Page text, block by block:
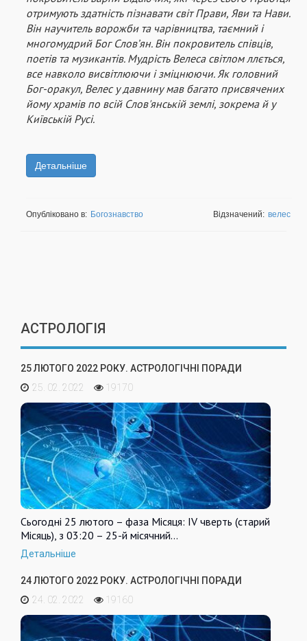
отримують здатність пізнавати світ Прави, Яви та Нави.
Він научитель ворожби та чарівництва, таємний і
многомудрий Бог Слов’ян. Він покровитель співців,
поетів та музикантів. Мудрість Велеса світлом ллється,
все навколо висвітлюючи і зміцнюючи. Як головний
Бог-оракул, Велес у давнину мав багато присвячених
йому храмів по всій Слов'янській землі, зокрема й у
Київській Русі.
Детальніше
Опубліковано в: Богознавство Відзначений: велес
АСТРОЛОГІЯ
25 ЛЮТОГО 2022 РОКУ. АСТРОЛОГІЧНІ ПОРАДИ
25. 02. 2022
19170
Сьогодні 25 лютого – фаза Місяця: IV чверть (старий
Місяць), з 03:20 – 25-й місячний…
Детальніше
24 ЛЮТОГО 2022 РОКУ. АСТРОЛОГІЧНІ ПОРАДИ
24. 02. 2022
19160